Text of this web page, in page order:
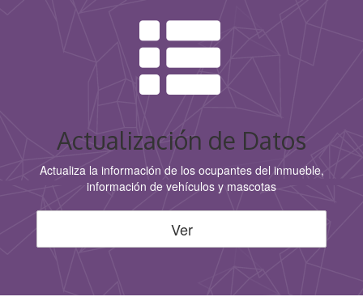
Actualización de Datos
Actualiza la información de los ocupantes del inmueble,
información de vehículos y mascotas
Ver